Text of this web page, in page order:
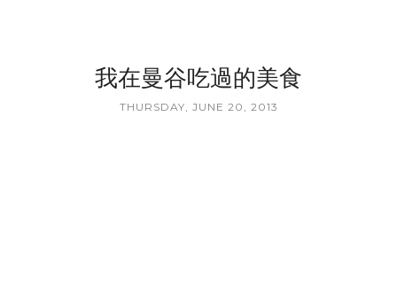
我在曼谷吃過的美食
THURSDAY, JUNE 20, 2013